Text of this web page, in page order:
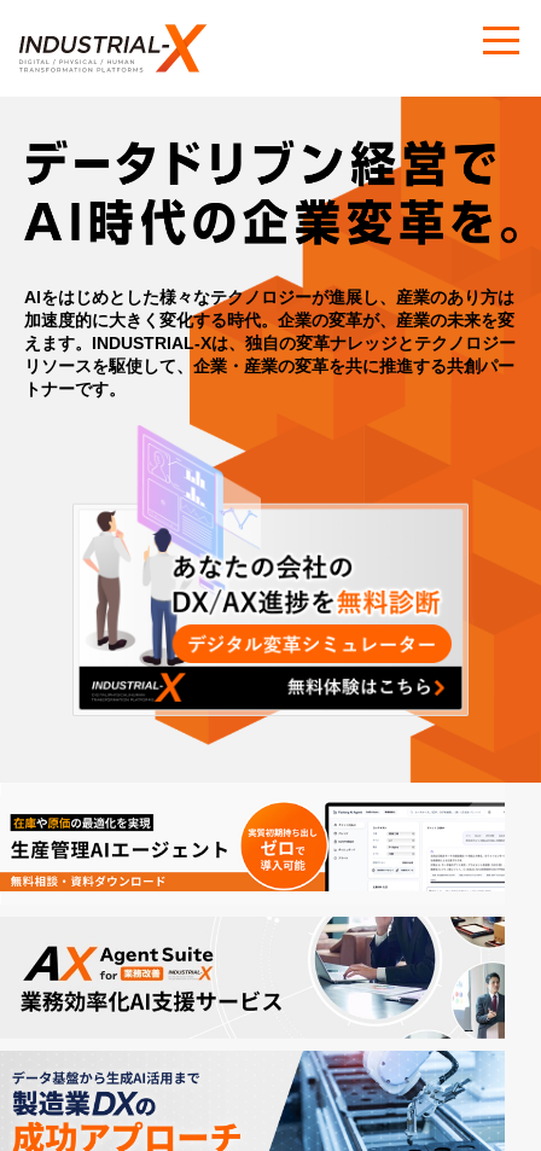
AIをはじめとした様々なテクノロジーが進展し、産業のあり方は
加速度的に大きく変化する時代。 企業の変革が、産業の未来を変
えます。 INDUSTRIAL-Xは、独自の変革ナレッジとテクノロジー
リソースを駆使して、 企業・産業の変革を共に推進する共創パー
トナーです。